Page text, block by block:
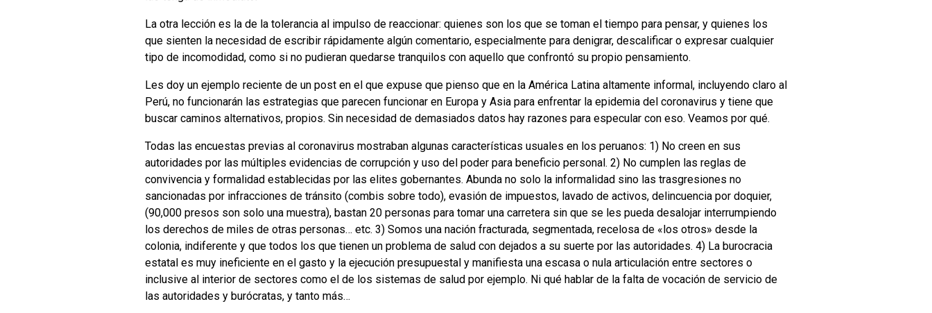
La otra lección es la de la tolerancia al impulso de reaccionar: quienes son los que se toman el tiempo para pensar, y quienes los
que sienten la necesidad de escribir rápidamente algún comentario, especialmente para denigrar, descalificar o expresar cualquier
tipo de incomodidad, como si no pudieran quedarse tranquilos con aquello que confrontó su propio pensamiento.
Les doy un ejemplo reciente de un post en el que expuse que pienso que en la América Latina altamente informal, incluyendo claro al
Perú, no funcionarán las estrategias que parecen funcionar en Europa y Asia para enfrentar la epidemia del coronavirus y tiene que
buscar caminos alternativos, propios. Sin necesidad de demasiados datos hay razones para especular con eso. Veamos por qué.
Todas las encuestas previas al coronavirus mostraban algunas características usuales en los peruanos: 1) No creen en sus
autoridades por las múltiples evidencias de corrupción y uso del poder para beneficio personal. 2) No cumplen las reglas de
convivencia y formalidad establecidas por las elites gobernantes. Abunda no solo la informalidad sino las trasgresiones no
sancionadas por infracciones de tránsito (combis sobre todo), evasión de impuestos, lavado de activos, delincuencia por doquier,
(90,000 presos son solo una muestra), bastan 20 personas para tomar una carretera sin que se les pueda desalojar interrumpiendo
los derechos de miles de otras personas… etc. 3) Somos una nación fracturada, segmentada, recelosa de «los otros» desde la
colonia, indiferente y que todos los que tienen un problema de salud con dejados a su suerte por las autoridades. 4) La burocracia
estatal es muy ineficiente en el gasto y la ejecución presupuestal y manifiesta una escasa o nula articulación entre sectores o
inclusive al interior de sectores como el de los sistemas de salud por ejemplo. Ni qué hablar de la falta de vocación de servicio de
las autoridades y burócratas, y tanto más…